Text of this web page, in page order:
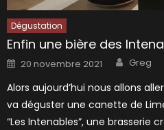
Dégustation
Enfin une bière des
Posted
on
20 novembre 2021 Author
Greg
Alors aujourd’hui nous allons
va déguster une canette de
“Les Intenables”, une brasserie